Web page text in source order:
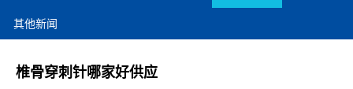
其他新闻
椎骨穿刺针哪家好供应